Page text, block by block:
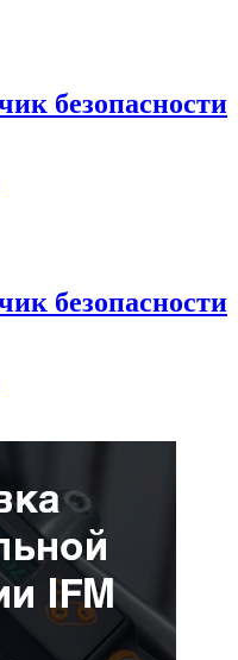
безопасности
безопасности